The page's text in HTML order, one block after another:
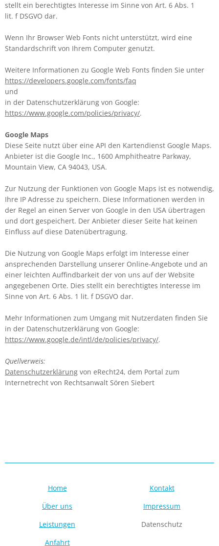
stellt ein berechtigtes Interesse im Sinne von Art. 6 Abs. 1
lit. f DSGVO dar.
Wenn Ihr Browser Web Fonts nicht unterstützt, wird eine
Standardschrift von Ihrem Computer genutzt.
Weitere Informationen zu Google Web Fonts finden Sie unter
https://developers.google.com/fonts/faq
und
in der Datenschutzerklärung von Google:
https://www.google.com/policies/privacy/.
Google Maps
Diese Seite nutzt über eine API den Kartendienst Google Maps.
Anbieter ist die Google Inc., 1600 Amphitheatre Parkway,
Mountain View, CA 94043, USA.
Zur Nutzung der Funktionen von Google Maps ist es notwendig,
Ihre IP Adresse zu speichern. Diese Informationen werden in
der Regel an einen Server von Google in den USA übertragen
und dort gespeichert. Der Anbieter dieser Seite hat keinen
Einfluss auf diese Datenübertragung.
Die Nutzung von Google Maps erfolgt im Interesse einer
ansprechenden Darstellung unserer Online-Angebote und an
einer leichten Auffindbarkeit der von uns auf der Website
angegebenen Orte. Dies stellt ein berechtigtes Interesse im
Sinne von Art. 6 Abs. 1 lit. f DSGVO dar.
Mehr Informationen zum Umgang mit Nutzerdaten finden Sie
in der Datenschutzerklärung von Google:
https://www.google.de/intl/de/policies/privacy/.
Quellverweis:
Datenschutzerklärung von eRecht24, dem Portal zum
Internetrecht von Rechtsanwalt Sören Siebert
Home
Über uns
Leistungen
Anfahrt
Kontakt
Impressum
Datenschutz